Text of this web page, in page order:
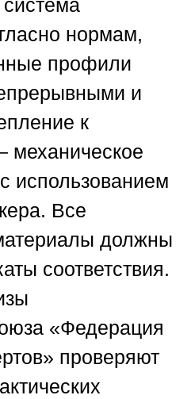
система
нормам,
профили
и
к
механическое
использованием
Все
должны
соответствия.
«Федерация
проверяют